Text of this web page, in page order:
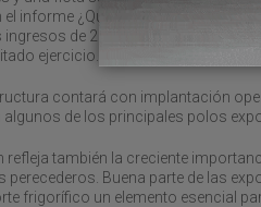
el informe ¿Quién Manda en el
de 25,89 millones de euros
ejercicio.
contará con implantación
algunos de los principales polos
refleja también la creciente
perecederos. Buena parte de las
frigorífico un elemento esencial